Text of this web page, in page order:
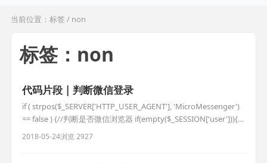
当前位置：标签 / non
标签：non
代码片段 | 判断微信登录
if ( strpos($_SERVER['HTTP_USER_AGENT'], 'MicroMessenger')
== false ) {//判断是否微信浏览器 if(empty($_SESSION['user'])){
$this->redirect(__APP__ . '/member/login.html'); } }else { $refurl
2018-05-24浏览 2927